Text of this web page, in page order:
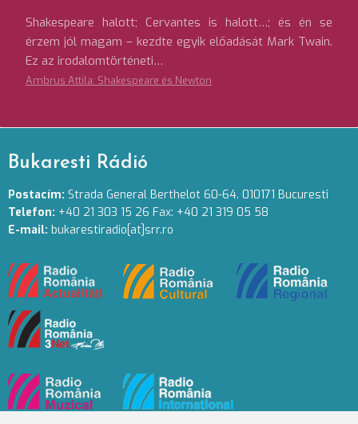
Shakespeare halott; Cervantes is halott…; és én se
érzem jól magam – kezdte egyik előadását Mark Twain.
Ez az irodalomtörténeti…
Ambrus Attila: Shakespeare és Newton
Bukaresti Rádió
Postacím: Strada General Berthelot 60-64. 010171 Bucuresti
Telefon: +40 21 303 15 26 Fax: +40 21 319 05 58
E-mail: bukarestiradio[at]srr.ro